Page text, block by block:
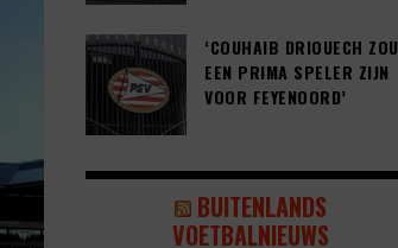
‘COUHAIB DRIOUECH ZOU
EEN PRIMA SPELER ZIJN
VOOR FEYENOORD’
BUITENLANDS
VOETBALNIEUWS